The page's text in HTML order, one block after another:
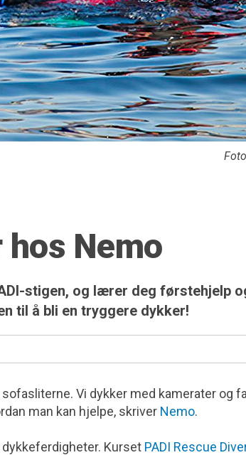
hos Nemo
stigen, og lærer deg førstehjelp
til å bli en tryggere dykker!
Vi dykker med kamerater og
man kan hjelpe, skriver Nemo.
Kurset PADI Rescue